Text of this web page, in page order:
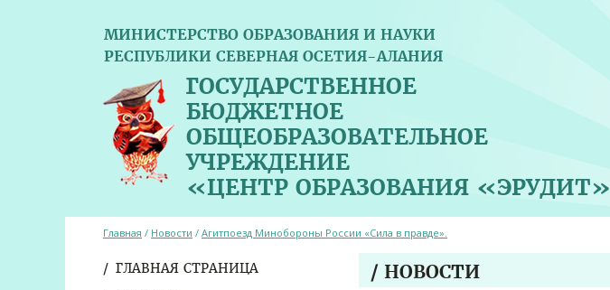
МИНИСТЕРСТВО ОБРАЗОВАНИЯ И НАУКИ
РЕСПУБЛИКИ СЕВЕРНАЯ ОСЕТИЯ-АЛАНИЯ
ГОСУДАРСТВЕННОЕ
БЮДЖЕТНОЕ
ОБЩЕОБРАЗОВАТЕЛЬНОЕ
УЧРЕЖДЕНИЕ
«ЦЕНТР ОБРАЗОВАНИЯ «ЭРУДИТ»
ГЛАВНАЯ СТРАНИЦА
Главная / Новости / Агитпоезд Минобороны России «Сила в правде».
/ НОВОСТИ